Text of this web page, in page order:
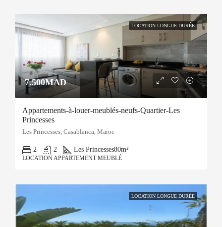
LOCATION LONGUE DURÉE
7.500MAD
Appartements-à-louer-meublés-neufs-Quartier-Les
Princesses
Les Princesses, Casablanca, Maroc
2 2 Les Princesses80m²
LOCATION APPARTEMENT MEUBLÉ
LOCATION LONGUE DURÉE